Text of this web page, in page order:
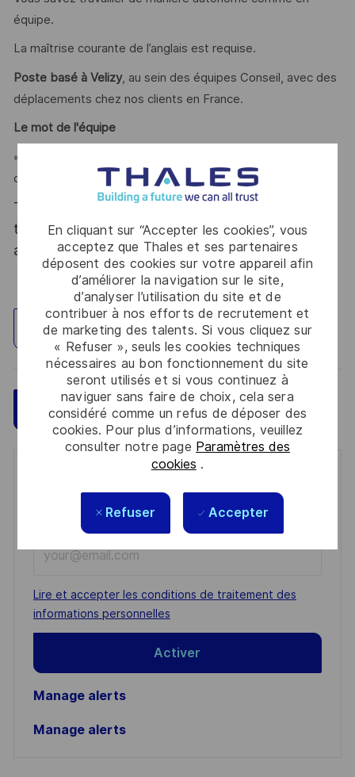
En cliquant sur “Accepter les cookies”, vous
acceptez que Thales et ses partenaires
déposent des cookies sur votre appareil afin
d’améliorer la navigation sur le site,
d’analyser l’utilisation du site et de
contribuer à nos efforts de recrutement et
de marketing des talents. Si vous cliquez sur
« Refuser », seuls les cookies techniques
nécessaires au bon fonctionnement du site
seront utilisés et si vous continuez à
naviguer sans faire de choix, cela sera
considéré comme un refus de déposer des
cookies. Pour plus d’informations, veuillez
consulter notre page Paramètres des
cookies .
Refuser Accepter
équipe.
La maîtrise courante de l’anglais est requise.
Poste basé à Velizy, au sein des équipes Conseil, avec des
déplacements chez nos clients en France.
Le mot de l'équipe
« Faire du cloud un accélérateur métier permettant
d’atteindre les objectifs et ambitions des décideurs »
Thales, entreprise Handi-Engagée, reconnait
tous les talents. La diversité est notre meilleur
atout. Postulez et rejoignez nous !
Explorez un site
Postulez maintenant Sauvegarder
You'll receive updates once a week
Email
address
(Required)
Required
Lire et accepter les conditions de traitement des
informations personnelles
Activer
Manage alerts
Manage alerts